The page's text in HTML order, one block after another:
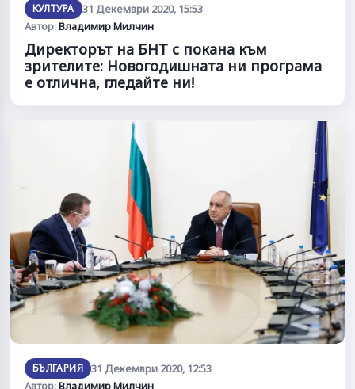
КУЛТУРА
31 Декември 2020, 15:53
Автор:Владимир Милчин
Директорът на БНТ с покана към
зрителите: Новогодишната ни програма
е отлична, гледайте ни!
БЪЛГАРИЯ 31 Декември 2020, 12:53
Автор:Владимир Милчин